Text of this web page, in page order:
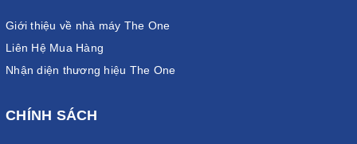
Giới thiệu về nhà máy The One
Liên Hệ Mua Hàng
Nhận diện thương hiệu The One
CHÍNH SÁCH